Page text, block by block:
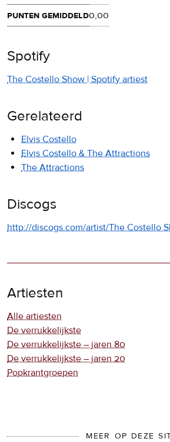
punten gemiddeld0,00
Spotify
The Costello Show | Spotify artiest
Gerelateerd
Elvis Costello
Elvis Costello & The Attractions
The Attractions
Discogs
http://discogs.com/artist/The Costello
Artiesten
Alle artiesten
De verrukkelijkste
De verrukkelijkste – jaren 80
De verrukkelijkste – jaren 20
Popkrantgroepen
MEER OP DEZE